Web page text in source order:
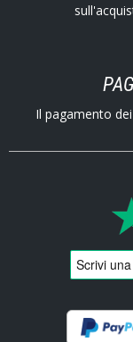
Il pagamento